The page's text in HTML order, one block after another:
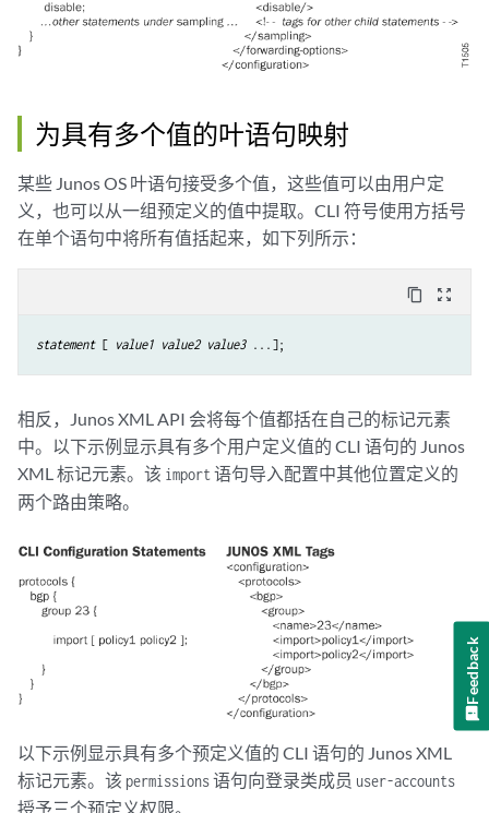
为具有多个值的叶语句映射
某些 Junos OS 叶语句接受多个值，这些值可以由用户定
义，也可以从一组预定义的值中提取。CLI 符号使用方括号
在单个语句中将所有值括起来，如下列所示：
content_copy zoom_out_map
statement [ value1 value2 value3
相反，Junos XML API 会将每个值都括在自己的标记元素
中。以下示例显示具有多个用户定义值的 CLI 语句的 Junos
XML 标记元素。该 import语句导入配置中其他位置定义的
两个路由策略。
以下示例显示具有多个预定义值的 CLI 语句的 Junos XML
标记元素。该 permissions语句向登录类成员 user-accounts
授予三个预定义权限。
Feedback